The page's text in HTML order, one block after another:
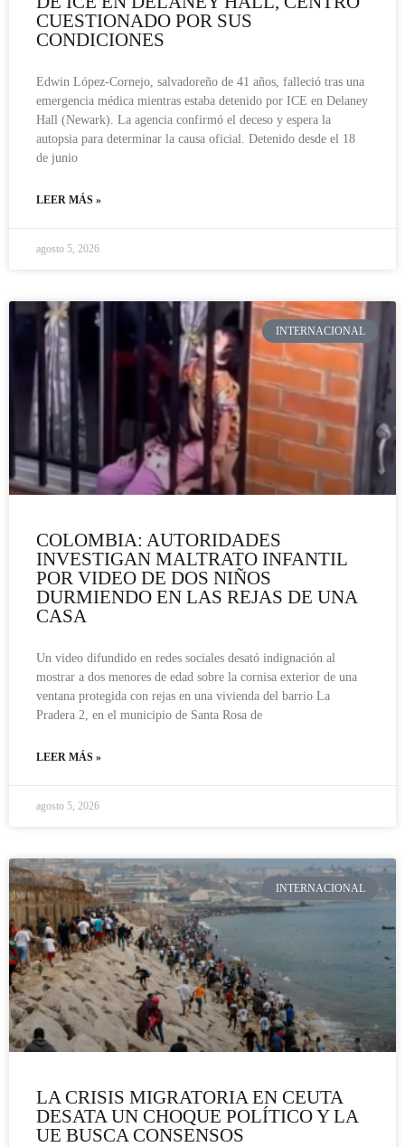
CUESTIONADO POR SUS
CONDICIONES
Edwin López-Cornejo, salvadoreño de 41 años, falleció tras una
emergencia médica mientras estaba detenido por ICE en Delaney
Hall (Newark). La agencia confirmó el deceso y espera la
autopsia para determinar la causa oficial. Detenido desde el 18
de junio
LEER MÁS »
agosto 5, 2026
INTERNACIONAL
COLOMBIA: AUTORIDADES
INVESTIGAN MALTRATO INFANTIL
POR VIDEO DE DOS NIÑOS
DURMIENDO EN LAS REJAS DE UNA
CASA
Un video difundido en redes sociales desató indignación al
mostrar a dos menores de edad sobre la cornisa exterior de una
ventana protegida con rejas en una vivienda del barrio La
Pradera 2, en el municipio de Santa Rosa de
LEER MÁS »
agosto 5, 2026
INTERNACIONAL
LA CRISIS MIGRATORIA EN CEUTA
DESATA UN CHOQUE POLÍTICO Y LA
UE BUSCA CONSENSOS